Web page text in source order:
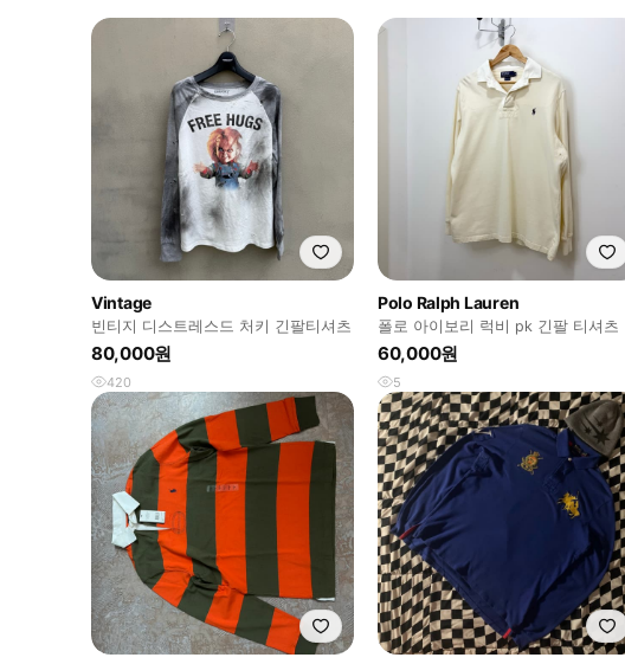
Vintage
빈티지 디스트레스드 처키 긴팔티셔츠
80,000원
420
Polo Ralph Lauren
폴로 아이보리 럭비 pk 긴팔 티셔츠
60,000원
5